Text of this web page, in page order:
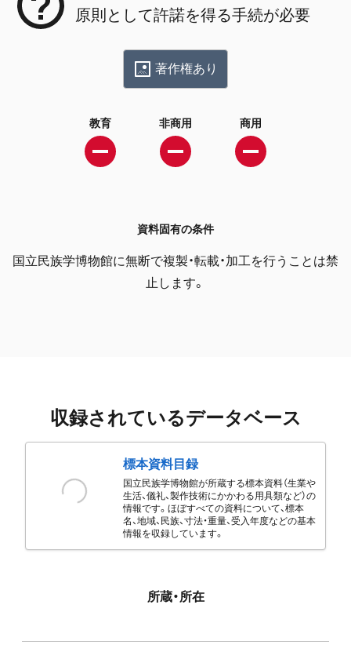
原則として許諾を得る手続が必要
著作権あり
教育 非商用 商用
資料固有の条件
国立民族学博物館に無断で複製・転載・加工を行うことは禁
止します。
収録されているデータベース
標本資料目録
国立民族学博物館が所蔵する標本資料（生業や
生活、儀礼、製作技術にかかわる用具類など）の
情報です。ほぼすべての資料について、標本
名、地域、民族、寸法・重量、受入年度などの基本
情報を収録しています。
所蔵・所在